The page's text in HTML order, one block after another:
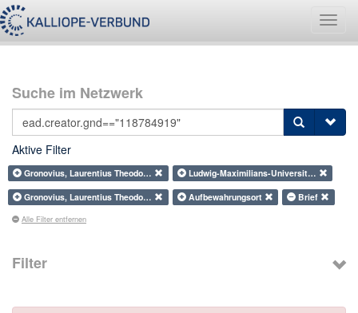
Suche im Netzwerk
Aktive Filter
Gronovius, Laurentius Theodo…
Ludwig-Maximilians-Universit…
Gronovius, Laurentius Theodo…
Aufbewahrungsort Brief
Alle Filter entfernen
Filter